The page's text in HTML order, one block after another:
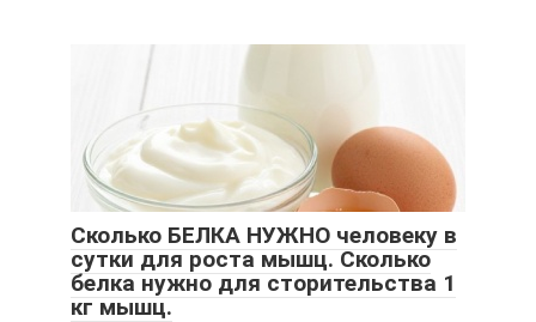
Сколько БЕЛКА НУЖНО человеку в
сутки для роста мышц. Сколько
белка нужно для сторительства 1
кг мышц.